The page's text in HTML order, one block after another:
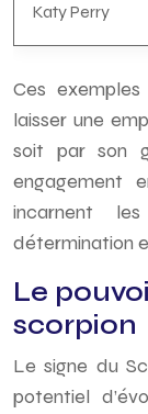
Katy Perry
Ces
laisser une
soit par son
engagement
incarnent
détermination
Le
scorpion
Le signe du
potentiel